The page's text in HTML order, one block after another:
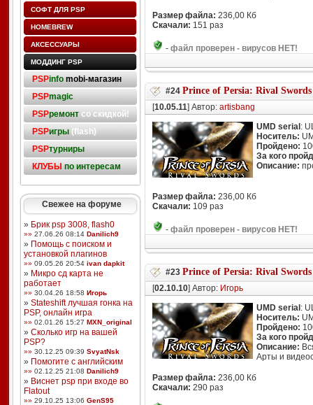
СОФТ ДЛЯ PSP
HOMEBREW
АКСЕССУАРЫ
МОДДИНГ PSP
PSPinfo mobi-магазин
PSPmagic
PSPремонтсо скидкой!
PSPигры(flash)
PSPтурниры
КЛУБЫ по интересам
Свежее на форуме
» Брик psp 3008, flash0
»» 27.06.26 08:14 Danilich9
» Помощь с поиском и
установкой плагинов
»» 09.05.26 20:54 ivan dapkit
» Микро сд карта не
работает
»» 30.04.26 18:58 Игорь
» Stateshift лучшая гонка на
PSP, онлайн игра
»» 02.01.26 15:27 MXN_original
» Сколько игр на вашей
PSP?
»» 30.12.25 09:39 SvyatNsk
» Помогите с английским
»» 02.12.25 21:08 Danilich9
» Виснет psp при входе во
Flatout
»» 29.10.25 13:06 GenS95
Размер файла: 236,00 Кб
Скачали: 151 раз
- файл проверен - вирусов НЕТ!
#24 Prince of Persia: Rival Swords
[10.05.11] Автор: artisbang
UMD serial :
Носитель:
Пройдено:
За кого
Описание:
Размер файла: 236,00 Кб
Скачали: 109 раз
- файл проверен - вирусов НЕТ!
#23 Prince of Persia: Rival Swords
[02.10.10] Автор: Игорь
UMD serial :
Носитель:
Пройдено:
За кого
Описание:
Арты и
Размер файла: 236,00 Кб
Скачали: 290 раз